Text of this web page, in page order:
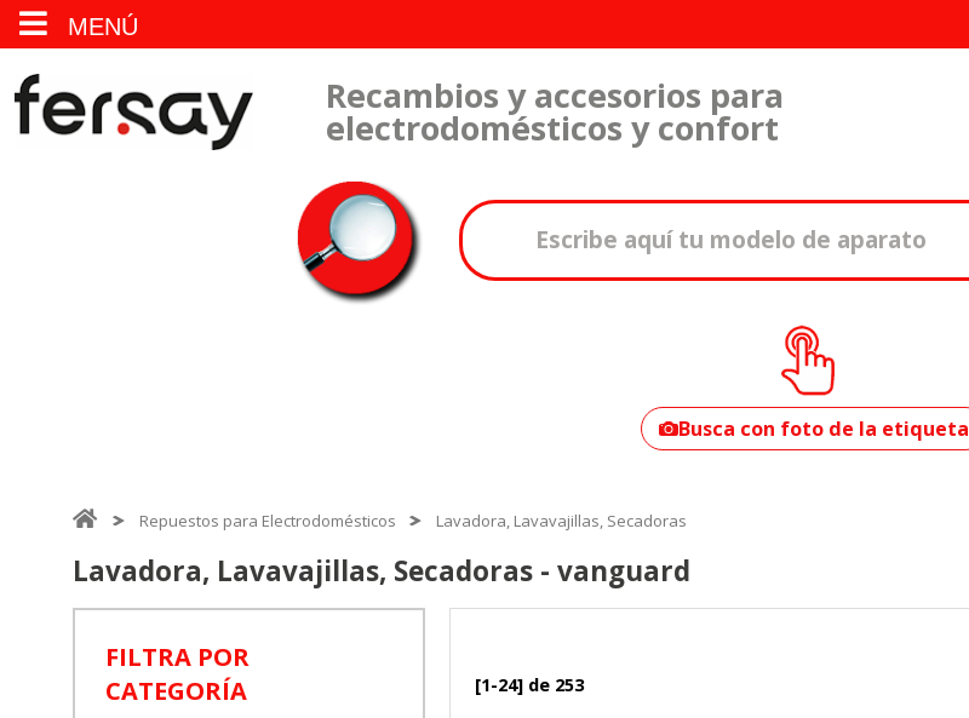
MENÚ
Recambios y accesorios para
electrodomésticos y confort
tu modelo?
Busca con foto de la etiqueta
Repuestos para Electrodomésticos Lavadora, Lavavajillas, Secadoras
Lavadora, Lavavajillas, Secadoras - vanguard
FILTRA POR
CATEGORÍA
[1-24] de 253